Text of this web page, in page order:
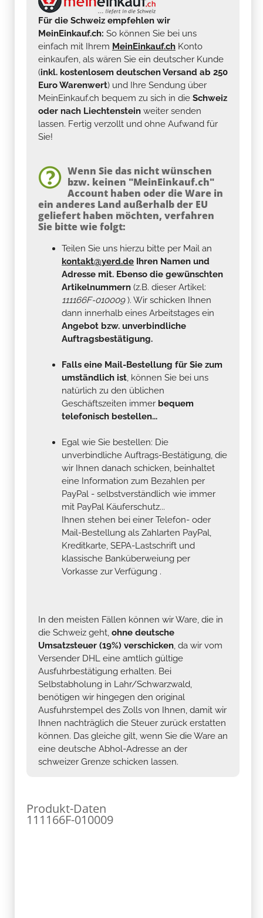
Für die Schweiz empfehlen wir
MeinEinkauf.ch: So können Sie bei uns
einfach mit Ihrem MeinEinkauf.ch Konto
einkaufen, als wären Sie ein deutscher Kunde
(inkl. kostenlosem deutschen Versand ab 250
Euro Warenwert) und Ihre Sendung über
MeinEinkauf.ch bequem zu sich in die Schweiz
oder nach Liechtenstein weiter senden
lassen. Fertig verzollt und ohne Aufwand für
Sie!
Wenn Sie das nicht wünschen
bzw. keinen "MeinEinkauf.ch"
Account haben oder die Ware in
ein anderes Land außerhalb der EU
geliefert haben möchten, verfahren
Sie bitte wie folgt:
Teilen Sie uns hierzu bitte per Mail an
kontakt@yerd.de Ihren Namen und
Adresse mit. Ebenso die gewünschten
Artikelnummern (z.B. dieser Artikel:
111166F-010009). Wir schicken Ihnen
dann innerhalb eines Arbeitstages ein
Angebot bzw. unverbindliche
Auftragsbestätigung.
Falls eine Mail-Bestellung für Sie zum
umständlich ist, können Sie bei uns
natürlich zu den üblichen
Geschäftszeiten immer bequem
telefonisch bestellen...
Egal wie Sie bestellen: Die
unverbindliche Auftrags-Bestätigung, die
wir Ihnen danach schicken, beinhaltet
eine Information zum Bezahlen per
PayPal - selbstverständlich wie immer
mit PayPal Käuferschutz...
Ihnen stehen bei einer Telefon- oder
Mail-Bestellung als Zahlarten PayPal,
Kreditkarte, SEPA-Lastschrift und
klassische Banküberweiung per
Vorkasse zur Verfügung .
In den meisten Fällen können wir Ware, die in
die Schweiz geht, ohne deutsche
Umsatzsteuer (19%) verschicken, da wir vom
Versender DHL eine amtlich gültige
Ausfuhrbestätigung erhalten. Bei
Selbstabholung in Lahr/Schwarzwald,
benötigen wir hingegen den original
Ausfuhrstempel des Zolls von Ihnen, damit wir
Ihnen nachträglich die Steuer zurück erstatten
können. Das gleiche gilt, wenn Sie die Ware an
eine deutsche Abhol-Adresse an der
schweizer Grenze schicken lassen.
Produkt-Daten
111166F-010009